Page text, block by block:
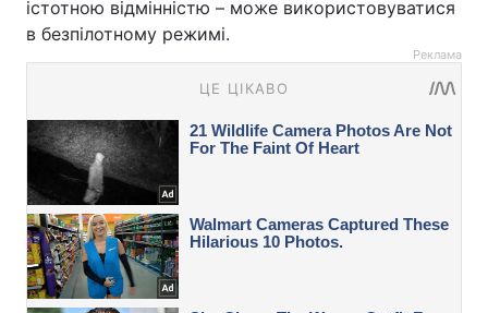
істотною відмінністю – може використовуватися
в безпілотному режимі.
Реклама